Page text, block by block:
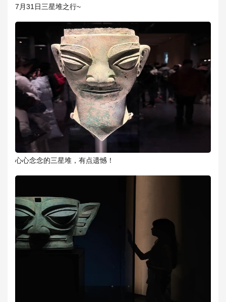
7月31日三星堆之行~
心心念念的三星堆，有点遗憾！